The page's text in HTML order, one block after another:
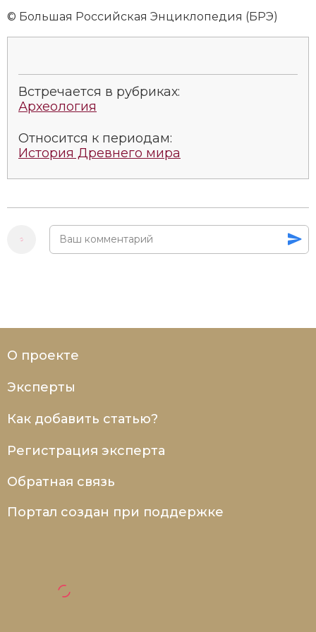
© Большая Российская Энциклопедия (БРЭ)
Встречается в рубриках:
Археология
Относится к периодам:
История Древнего мира
О проекте
Эксперты
Как добавить статью?
Регистрация эксперта
Обратная связь
Портал создан при поддержке